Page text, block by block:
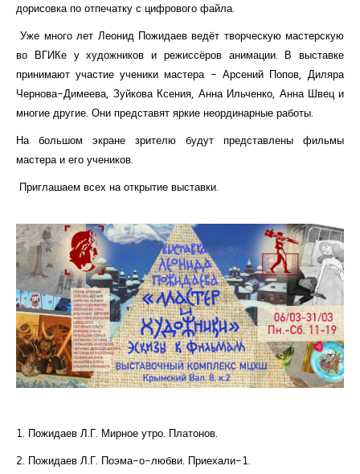
дорисовка по отпечатку с цифрового файла.
Уже много лет Леонид Пожидаев ведёт творческую мастерскую
во ВГИКе у художников и режиссёров анимации. В выставке
принимают участие ученики мастера - Арсений Попов, Диляра
Чернова-Димеева, Зуйкова Ксения, Анна Ильченко, Анна Швец и
многие другие. Они представят яркие неординарные работы.
На большом экране зрителю будут представлены фильмы
мастера и его учеников.
Приглашаем всех на открытие выставки.
1. Пожидаев Л.Г. Мирное утро. Платонов.
2. Пожидаев Л.Г. Поэма-о-любви. Приехали-1.